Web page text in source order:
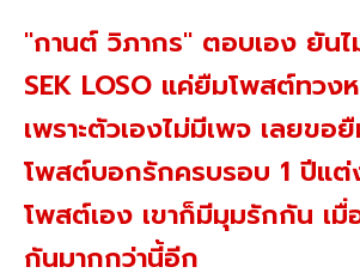
"กานต์ วิภากร" ตอบเอง ยัน
SEK LOSO แค่ยืมโพสต์ทวง
เพราะตัวเองไม่มีเพจ เลยขอ
โพสต์บอกรักครบรอบ 1 ปีแต่
โพสต์เอง เขาก็มีมุมรักกัน เ
กันมากกว่านี้อีก